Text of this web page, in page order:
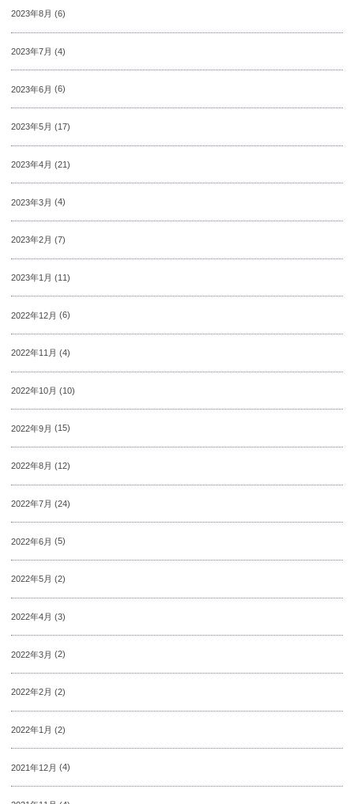
2023年8月 (6)
2023年7月 (4)
2023年6月 (6)
2023年5月 (17)
2023年4月 (21)
2023年3月 (4)
2023年2月 (7)
2023年1月 (11)
2022年12月 (6)
2022年11月 (4)
2022年10月 (10)
2022年9月 (15)
2022年8月 (12)
2022年7月 (24)
2022年6月 (5)
2022年5月 (2)
2022年4月 (3)
2022年3月 (2)
2022年2月 (2)
2022年1月 (2)
2021年12月 (4)